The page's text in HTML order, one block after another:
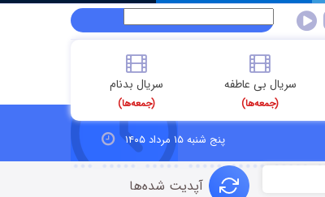
سریال بی عاطفه
(جمعه‌ها)
سریال بدنام
(جمعه‌ها)
پنج شنبه ۱۵ مرداد ۱۴۰۵
آپدیت شده‌ها